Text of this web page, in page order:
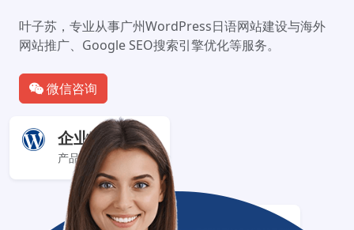
叶子苏，专业从事广州WordPress日语网站建设与海外
网站推广、Google SEO搜索引擎优化等服务。
微信咨询
企业官网+
产品服务展示型网站